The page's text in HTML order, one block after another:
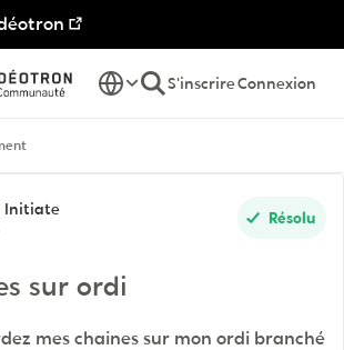
contenu
S'inscrireConnexion
de forum
Initiate Résolu
sur ordi
mes chaines sur mon ordi branché